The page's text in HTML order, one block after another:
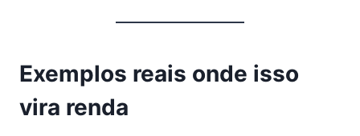
Exemplos reais onde isso
vira renda